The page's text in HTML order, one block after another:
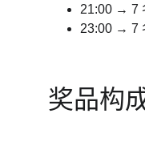
21:00 → 7
23:00 → 7
奖品构